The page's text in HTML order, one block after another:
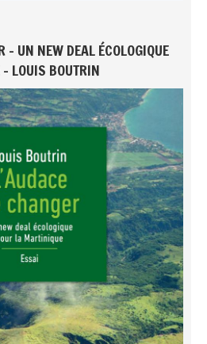
- UN NEW DEAL ÉCOLOGIQUE
LOUIS BOUTRIN